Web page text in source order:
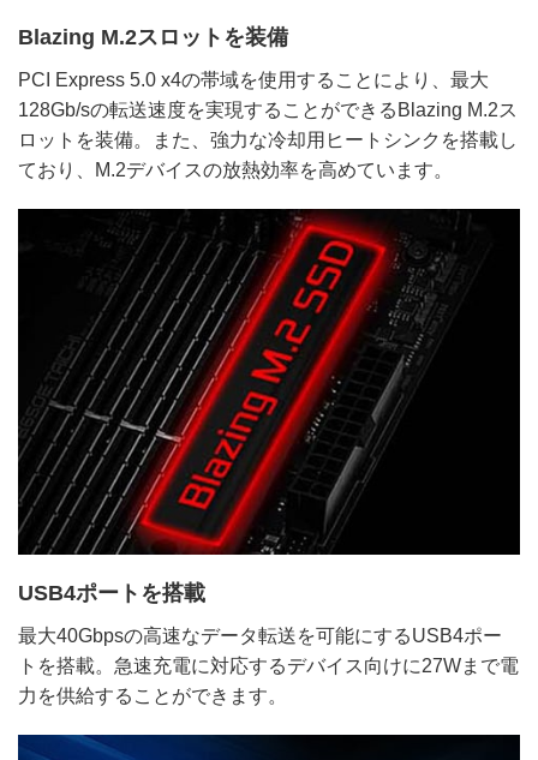
Blazing M.2スロットを装備
PCI Express 5.0 x4の帯域を使用することにより、最大
128Gb/sの転送速度を実現することができるBlazing M.2ス
ロットを装備。また、強力な冷却用ヒートシンクを搭載し
ており、M.2デバイスの放熱効率を高めています。
USB4ポートを搭載
最大40Gbpsの高速なデータ転送を可能にするUSB4ポー
トを搭載。急速充電に対応するデバイス向けに27Wまで電
力を供給することができます。